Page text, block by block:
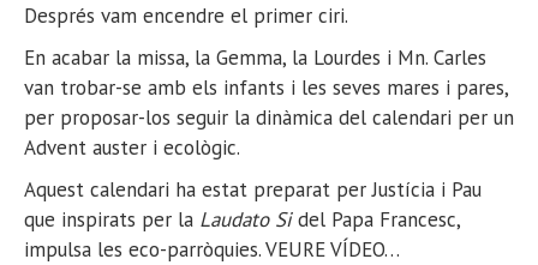
Després vam encendre el primer ciri.
En acabar la missa, la Gemma, la Lourdes i Mn. Carles
van trobar-se amb els infants i les seves mares i pares,
per proposar-los seguir la dinàmica del calendari per un
Advent auster i ecològic.
Aquest calendari ha estat preparat per Justícia i Pau
que inspirats per la Laudato Sidel Papa Francesc,
impulsa les eco-parròquies. VEURE VÍDEO…